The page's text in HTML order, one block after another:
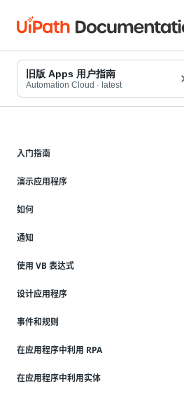
旧版 Apps 用户指南
Automation Cloud · latest
入门指南
演示应用程序
如何
通知
使用 VB 表达式
设计应用程序
事件和规则
在应用程序中利用 RPA
在应用程序中利用实体